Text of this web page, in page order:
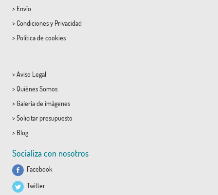
> Envío
> Condicionesy Privacidad
> Política de cookies
> Aviso Legal
> Quiénes Somos
> Galería de imágenes
> Solicitar presupuesto
> Blog
Socializa con nosotros
Facebook
Twitter